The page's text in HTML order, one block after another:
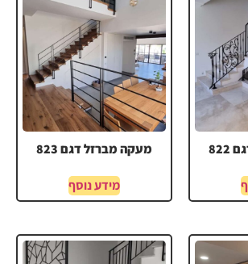
מעקה מברזל דגם 823
מידע נוסף